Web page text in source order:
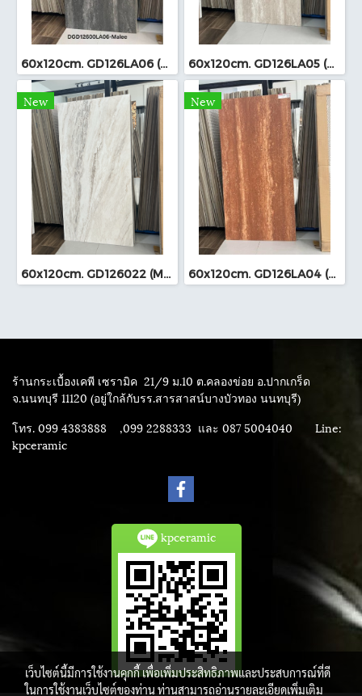
60x120cm. GD126LA06 (MO) 60x120cm. GD126LA05 (MO)
New
60x120cm. GD126022 (MO)
New
60x120cm. GD126LA04 (MO)
ร้านกระเบื้องเคพี เซรามิค 21/9 ม.10 ต.คลองข่อย อ.ปากเกร็ด
จ.นนทบุรี 11120 (อยู่ใกล้กับรร.สารสาสน์บางบัวทอง นนทบุรี)
โทร. 099 4383888 ,099 2288333 และ 087 5004040 Line:
kpceramic
kpceramic
เว็บไซต์นี้มีการใช้งานคุกกี้ เพื่อเพิ่มประสิทธิภาพและประสบการณ์ที่ดี
ในการใช้งานเว็บไซต์ของท่าน ท่านสามารถอ่านรายละเอียดเพิ่มเติม